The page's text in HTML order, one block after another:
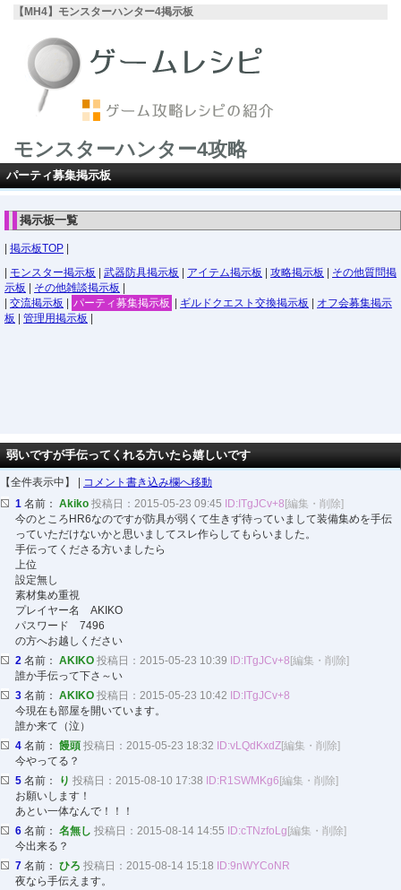
【MH4】モンスターハンター4掲示板
モンスターハンター4攻略
パーティ募集掲示板
掲示板一覧
掲示板TOP
モンスター掲示板 武器防具掲示板 アイテム掲示板 攻略掲示板
その他質問掲
示板
その他雑談掲示板
交流掲示板 パーティ募集掲示板 ギルドクエスト交換掲示板
オフ会募集掲示
板
管理用掲示板
弱いですが手伝ってくれる方いたら嬉しいです
【全件表示中】 | コメント書き込み欄へ移動
1 名前： Akiko 投稿日：2015-05-23 09:45 ID:ITgJCv+8 [編集・削除]
今のところHR6なのですが防具が弱くて生きず待っていまして装備集めを手伝
っていただけないかと思いましてスレ作らしてもらいました。
手伝ってくださる方いましたら
上位
設定無し
素材集め重視
プレイヤー名 AKIKO
パスワード 7496
の方へお越しください
2 名前： AKIKO 投稿日：2015-05-23 10:39 ID:ITgJCv+8 [編集・削除]
誰か手伝って下さ～い
3 名前： AKIKO 投稿日：2015-05-23 10:42
ID:ITgJCv+8
今現在も部屋を開いています。
誰か来て（泣）
4 名前： 饅頭 投稿日：2015-05-23 18:32 ID:vLQdKxdZ[編集・削除]
今やってる？
5 名前： り 投稿日：2015-08-10 17:38 ID:R1SWMKg6 [編集・削除]
お願いします！
あとい一体なんで！！！
6 名前： 名無し 投稿日：2015-08-14 14:55 ID:cTNzfoLg [編集・削除]
今出来る？
7 名前： ひろ 投稿日：2015-08-14 15:18
ID:9nWYCoNR
夜なら手伝えます。